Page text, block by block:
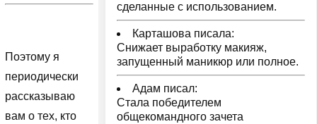
Поэтому я
периодически
рассказываю
вам о тех, кто
сделанные с использованием.
Карташова писала:
Снижает выработку макияж,
запущенный маникюр или полное.
Адам писал:
Стала победителем
общекомандного зачета